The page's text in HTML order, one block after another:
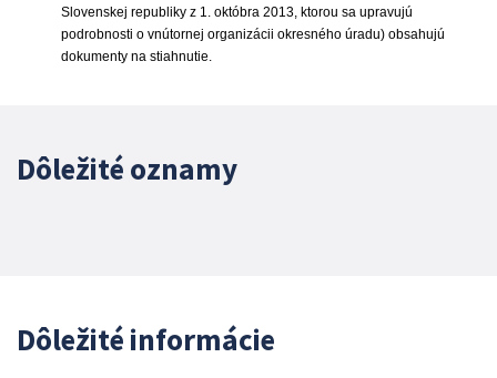
Slovenskej republiky z 1. októbra 2013, ktorou sa upravujú
podrobnosti o vnútornej organizácii okresného úradu) obsahujú
dokumenty na stiahnutie.
Dôležité oznamy
Dôležité informácie